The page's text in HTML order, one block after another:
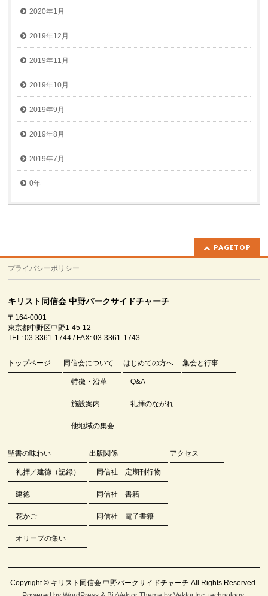
2020年1月
2019年12月
2019年11月
2019年10月
2019年9月
2019年8月
2019年7月
0年
PAGETOP
プライバシーポリシー
キリスト同信会 中野パークサイドチャーチ
〒164-0001
東京都中野区中野1-45-12
TEL: 03-3361-1744 / FAX: 03-3361-1743
トップページ 同信会について
特徴・沿革
施設案内
他地域の集会
はじめての方へ
Q&A
礼拝のながれ
集会と行事
聖書の味わい
礼拝／建徳（記録）
建徳
花かご
オリーブの集い
出版関係
同信社 定期刊行物
同信社 書籍
同信社 電子書籍
アクセス
Copyright © キリスト同信会 中野パークサイドチャーチ All Rights Reserved.